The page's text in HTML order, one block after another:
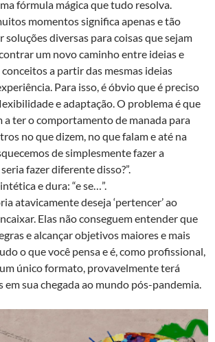
fórmula mágica que tudo resolva.
momentos significa apenas e tão
diversas para coisas que sejam
um novo caminho entre ideias e
a partir das mesmas ideias
Para isso, é óbvio que é preciso
e adaptação. O problema é que
a ter o comportamento de manada para
no que dizem, no que falam e até na
de simplesmente fazer a
fazer diferente disso?”.
e dura: “e se…”.
atavicamente deseja ‘pertencer’ ao
Elas não conseguem entender que
e alcançar objetivos maiores e mais
o que você pensa e é, como profissional,
único formato, provavelmente terá
em sua chegada ao mundo pós-pandemia.